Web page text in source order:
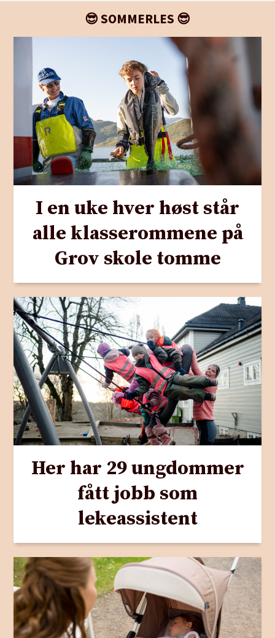
😎 SOMMERLES 😎
I en uke hver høst står
alle klasserommene på
Grov skole tomme
Her har 29 ungdommer
fått jobb som
lekeassistent